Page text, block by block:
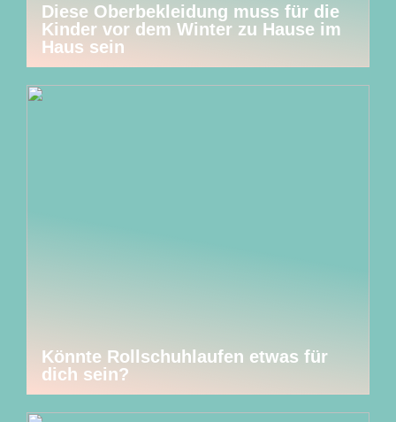
Diese Oberbekleidung muss für die
Kinder vor dem Winter zu Hause im
Haus sein
Könnte Rollschuhlaufen etwas für
dich sein?